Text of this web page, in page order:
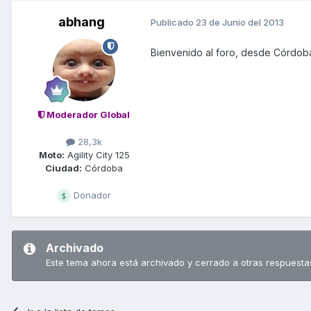
abhang
Moderador Global
28,3k
Moto: Agility City 125
Ciudad: Córdoba
Donador
Publicado 23 de Junio del 2013
Bienvenido al foro, desde
Archivado
Este tema ahora está archivado y cerrado a otras